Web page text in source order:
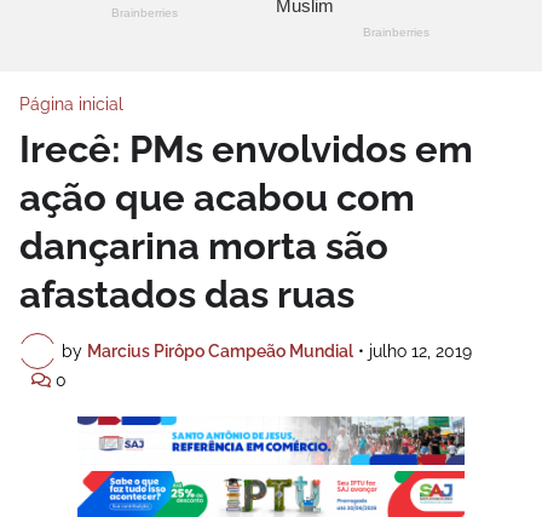
Página inicial
Irecê: PMs envolvidos em
ação que acabou com
dançarina morta são
afastados das ruas
by Marcius Pirôpo Campeão Mundial • julho 12, 2019
0